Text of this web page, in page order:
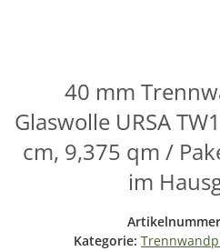
40 mm
Glaswolle URSA
cm, 9,375 qm /
im
Kategorie: